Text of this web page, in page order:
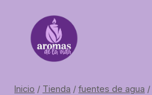
contenido
Inicio / Tienda / fuentes de agua /